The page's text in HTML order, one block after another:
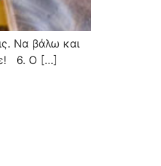
Να βάλω και
6. Ο […]